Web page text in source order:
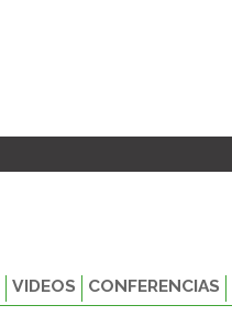
VIDEOS CONFERENCIAS